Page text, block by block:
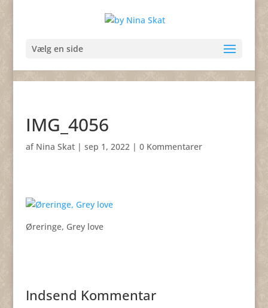
Vælg en side
IMG_4056
af Nina Skat| sep 1, 2022| 0 Kommentarer
Øreringe, Grey love
Indsend Kommentar